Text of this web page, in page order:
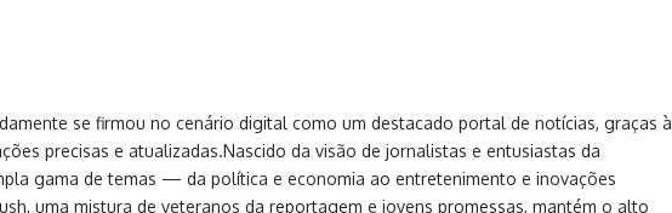
se firmou no cenário digital como um destacado portal de notícias, graças à
precisas e atualizadas.Nascido da visão de jornalistas e entusiastas da
gama de temas — da política e economia ao entretenimento e inovações
uma mistura de veteranos da reportagem e jovens promessas, mantém o alto